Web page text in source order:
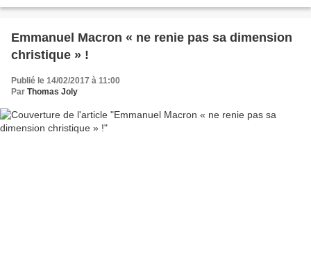
Emmanuel Macron « ne renie pas sa dimension
christique » !
Publié le 14/02/2017 à 11:00
Par Thomas Joly